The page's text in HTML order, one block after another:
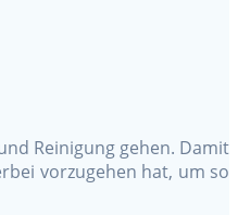
Reinigung gehen. Damit
vorzugehen hat, um so